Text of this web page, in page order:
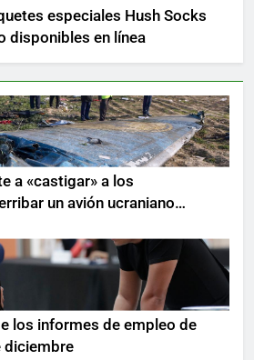
especiales Hush Socks
disponibles en línea
a «castigar» a los
un avión ucraniano
arrestos
los informes de empleo de
diciembre